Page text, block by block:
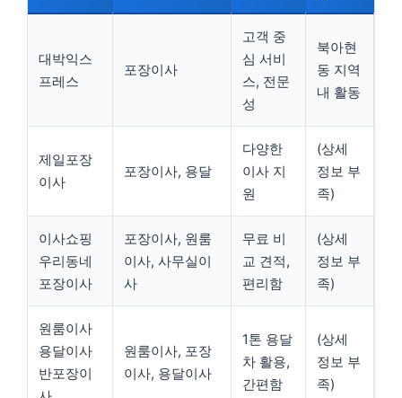
대박익스
프레스
포장이사
고객 중
심 서비
스, 전문
성
북아현
동 지역
내 활동
제일포장
이사
포장이사, 용달
다양한
이사 지
원
(상세
정보 부
족)
이사쇼핑
우리동네
포장이사
포장이사, 원룸
이사, 사무실이
사
무료 비
교 견적,
편리함
(상세
정보 부
족)
원룸이사
용달이사
반포장이
원룸이사, 포장
이사, 용달이사
1톤 용달
차 활용,
간편함
(상세
정보 부
족)